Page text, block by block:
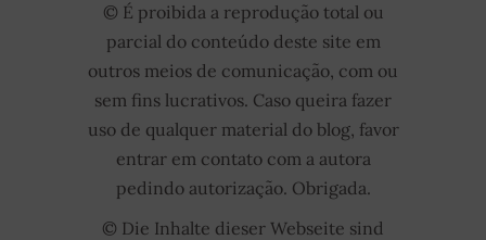
© É proibida a reprodução total ou
parcial do conteúdo deste site em
outros meios de comunicação, com ou
sem fins lucrativos. Caso queira fazer
uso de qualquer material do blog, favor
entrar em contato com a autora
pedindo autorização. Obrigada.
© Die Inhalte dieser Webseite sind